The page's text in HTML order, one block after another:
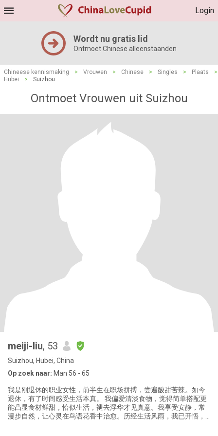
Login
Wordt nu gratis lid
Ontmoet Chinese alleenstaanden
Chineese kennismaking > Vrouwen > Chinese > Singles > Plaats
>
Hubei
> Suizhou
Ontmoet Vrouwen uit Suizhou
meiji-liu, 53
Suizhou, Hubei, China
Op zoek naar: Man 56 - 65
我是刚退休的职业女性，前半生在职场拼搏，尝遍酸甜苦辣。如今
退休，有了时间感受生活本真。 我偏爱清淡食物，觉得简单搭配更
能凸显食材鲜甜，恰似生活，褪去浮华才见真意。我享受安静，常
漫步自然，让心灵在鸟语花香中治愈。历经生活风雨，我已开悟，